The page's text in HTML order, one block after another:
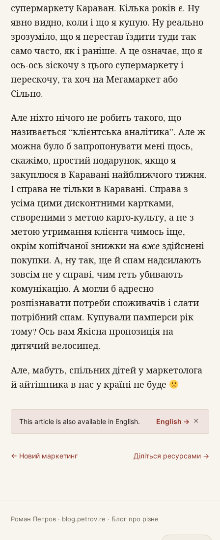
супермаркету Караван. Кілька років є. Ну
явно видно, коли і що я купую. Ну реально
зрозуміло, що я перестав їздити туди так
само часто, як і раніше. А це означає, що я
ось-ось зіскочу з цього супермаркету і
перескочу, та хоч на Мегамаркет або
Сільпо.
Але ніхто нічого не робить такого, що
називається “клієнтська аналітика”. Але ж
можна було б запропонувати мені щось,
скажімо, простий подарунок, якщо я
закуплюся в Каравані найближчого тижня.
І справа не тільки в Каравані. Справа з
усіма цими дисконтними картками,
створеними з метою карго-культу, а не з
метою утримання клієнта чимось іще,
окрім копійчаної знижки на вже здійснені
покупки. А, ну так, ще й спам надсилають
зовсім не у справі, чим геть убивають
комунікацію. А могли б адресно
розпізнавати потреби споживачів і слати
потрібний спам. Купували памперси рік
тому? Ось вам Якісна пропозиція на
дитячий велосипед.
Але, мабуть, спільних дітей у маркетолога
й айтішника в нас у країні не буде
This article is also available in English. English → ×
← Новий маркетинг Діліться ресурсами →
Роман Петров · blog.petrov.re · Блог про різне